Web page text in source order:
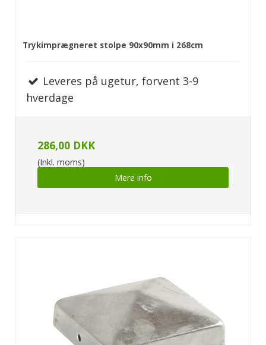
Trykimprægneret stolpe 90x90mm i 268cm
Leveres på ugetur, forvent 3-9
hverdage
286,00 DKK
(Inkl. moms)
Mere info